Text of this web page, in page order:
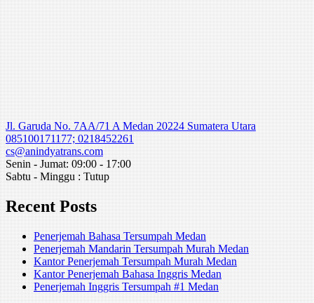
Jl. Garuda No. 7AA/71 A Medan 20224 Sumatera Utara
085100171177; 0218452261
cs@anindyatrans.com
Senin - Jumat: 09:00 - 17:00
Sabtu - Minggu : Tutup
Recent Posts
Penerjemah Bahasa Tersumpah Medan
Penerjemah Mandarin Tersumpah Murah Medan
Kantor Penerjemah Tersumpah Murah Medan
Kantor Penerjemah Bahasa Inggris Medan
Penerjemah Inggris Tersumpah #1 Medan